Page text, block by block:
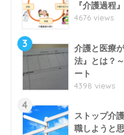
『介護過程
4676 views
3
介護と医療
法』とは？
ート
4398 views
4
ストップ介
職しようと